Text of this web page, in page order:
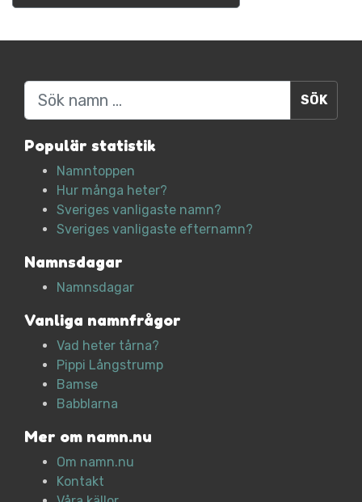
Sök
Populär statistik
Namntoppen
Hur många heter?
Sveriges vanligaste namn?
Sveriges vanligaste efternamn?
Namnsdagar
Namnsdagar
Vanliga namnfrågor
Vad heter tårna?
Pippi Långstrump
Bamse
Babblarna
Mer om namn.nu
Om namn.nu
Kontakt